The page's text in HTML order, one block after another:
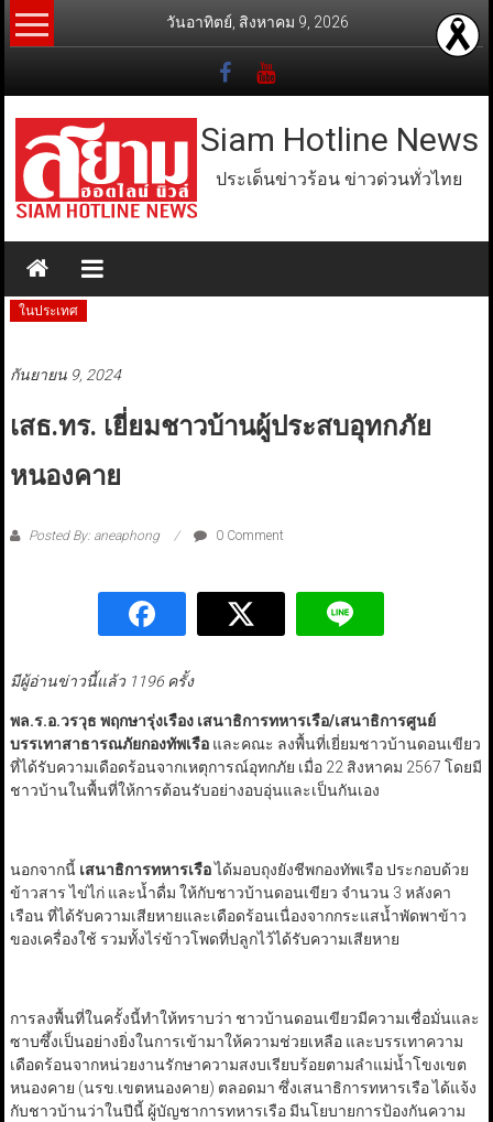
Skip
to
วันอาทิตย์, สิงหาคม 9, 2026
Siam Hotline News
ประเด็นข่าวร้อน ข่าวด่วนทั่วไทย
ในประเทศ
กันยายน 9, 2024
เสธ.ทร. เยี่ยมชาวบ้านผู้ประสบอุทกภัย
หนองคาย
Posted By: aneaphong 0 Comment
มีผู้อ่านข่าวนี้แล้ว 1196 ครั้ง
พล.ร.อ.วรวุธ พฤกษารุ่งเรือง เสนาธิการทหารเรือ/เสนาธิการศูนย์
บรรเทาสาธารณภัยกองทัพเรือและคณะ ลงพื้นที่เยี่ยมชาวบ้านดอนเขียว
ที่ได้รับความเดือดร้อนจากเหตุการณ์อุทกภัย เมื่อ 22 สิงหาคม 2567 โดยมี
ชาวบ้านในพื้นที่ให้การต้อนรับอย่างอบอุ่นและเป็นกันเอง
นอกจากนี้ เสนาธิการทหารเรือได้มอบถุงยังชีพกองทัพเรือ ประกอบด้วย
ข้าวสาร ไข่ไก่ และน้ำดื่ม ให้กับชาวบ้านดอนเขียว จำนวน 3 หลังคา
เรือน ที่ได้รับความเสียหายและเดือดร้อนเนื่องจากกระแสน้ำพัดพาข้าว
ของเครื่องใช้ รวมทั้งไร่ข้าวโพดที่ปลูกไว้ได้รับความเสียหาย
การลงพื้นที่ในครั้งนี้ทำให้ทราบว่า ชาวบ้านดอนเขียวมีความเชื่อมั่นและ
ซาบซึ้งเป็นอย่างยิ่งในการเข้ามาให้ความช่วยเหลือ และบรรเทาความ
เดือดร้อนจากหน่วยงานรักษาความสงบเรียบร้อยตามลำแม่น้ำโขงเขต
หนองคาย (นรข.เขตหนองคาย) ตลอดมา ซึ่งเสนาธิการทหารเรือ ได้แจ้ง
กับชาวบ้านว่าในปีนี้ ผู้บัญชาการทหารเรือ มีนโยบายการป้องกันความ